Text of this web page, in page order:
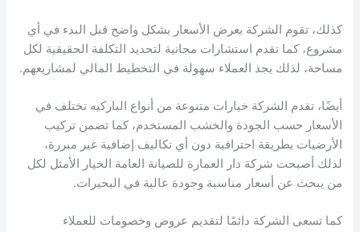
كذلك، تقوم الشركة بعرض الأسعار بشكل واضح قبل البدء في أي
مشروع، كما تقدم استشارات مجانية لتحديد التكلفة الحقيقية لكل
مساحة، لذلك يجد العملاء سهولة في التخطيط المالي لمشاريعهم.
أيضًا، تقدم الشركة خيارات متنوعة من أنواع الباركيه تختلف في
الأسعار حسب الجودة والخشب المستخدم، كما تضمن تركيب
الأرضيات بطريقة احترافية دون أي تكاليف إضافية غير مبررة،
لذلك أصبحت شركة دار العمارة للصيانة العامة الخيار الأمثل لكل
من يبحث عن أسعار مناسبة وجودة عالية في البحيرات.
كما تسعى الشركة دائمًا لتقديم عروض وخصومات للعملاء